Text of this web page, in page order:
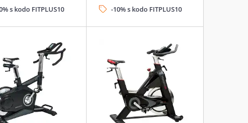
s kodo FITPLUS10
-10% s kodo FITPLUS10